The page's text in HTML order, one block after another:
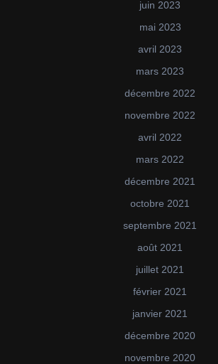
juin 2023
mai 2023
avril 2023
mars 2023
décembre 2022
novembre 2022
avril 2022
mars 2022
décembre 2021
octobre 2021
septembre 2021
août 2021
juillet 2021
février 2021
janvier 2021
décembre 2020
novembre 2020